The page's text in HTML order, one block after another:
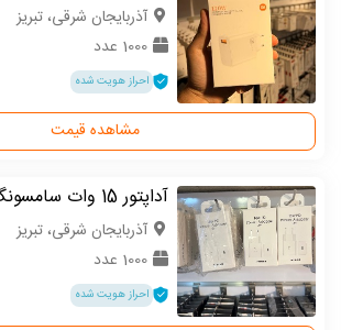
آذربایجان شرقی، تبریز
1000 عدد
احراز هویت شده
مشاهده قیمت
آداپتور 15 وات سامسونگ
آذربایجان شرقی، تبریز
1000 عدد
احراز هویت شده